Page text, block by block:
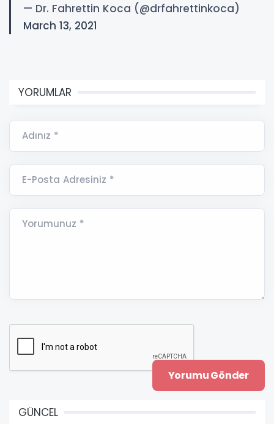
— Dr. Fahrettin Koca (@drfahrettinkoca)
March 13, 2021
YORUMLAR
Adınız *
E-Posta Adresiniz *
Yorumunuz *
GÜNCEL